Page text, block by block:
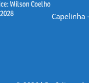
Capelinha